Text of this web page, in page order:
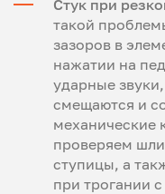
Стук при
такой
зазоров в
нажатии на
ударные
смещаются и
механические
проверяем
ступицы, а
при трогании